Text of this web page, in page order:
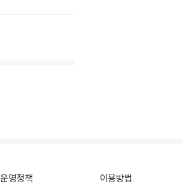
운영정책 이용방법